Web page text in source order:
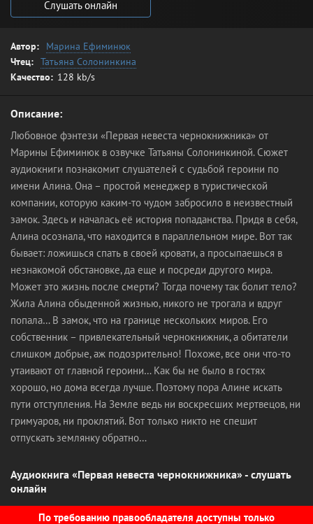
Слушать онлайн
Автор:
Марина Ефиминюк
Чтец: Татьяна Солонинкина
Качество: 128 kb/s
Описание:
Любовное фэнтези «Первая невеста чернокнижника» от
Марины Ефиминюк в озвучке Татьяны Солонинкиной. Сюжет
аудиокниги познакомит слушателей с судьбой героини по
имени Алина. Она – простой менеджер в туристической
компании, которую каким-то чудом забросило в неизвестный
замок. Здесь и началась её история попаданства. Придя в себя,
Алина осознала, что находится в параллельном мире. Вот так
бывает: ложишься спать в своей кровати, а просыпаешься в
незнакомой обстановке, да еще и посреди другого мира.
Может это жизнь после смерти? Тогда почему так болит тело?
Жила Алина обыденной жизнью, никого не трогала и вдруг
попала… В замок, что на границе нескольких миров. Его
собственник – привлекательный чернокнижник, а обитатели
слишком добрые, аж подозрительно! Похоже, все они что-то
утаивают от главной героини… Как бы не было в гостях
хорошо, но дома всегда лучше. Поэтому пора Алине искать
пути отступления. На Земле ведь ни воскресших мертвецов, ни
гримуаров, ни проклятий. Вот только никто не спешит
отпускать землянку обратно…
Аудиокнига «Первая невеста чернокнижника» - слушать
онлайн
По требованию правообладателя доступны только